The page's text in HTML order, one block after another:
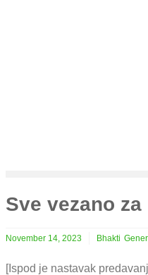
Sve vezano
November 14, 2023 Bhakti
[Ispod je nastavak